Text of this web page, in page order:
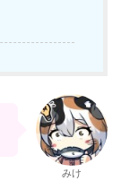
みけ